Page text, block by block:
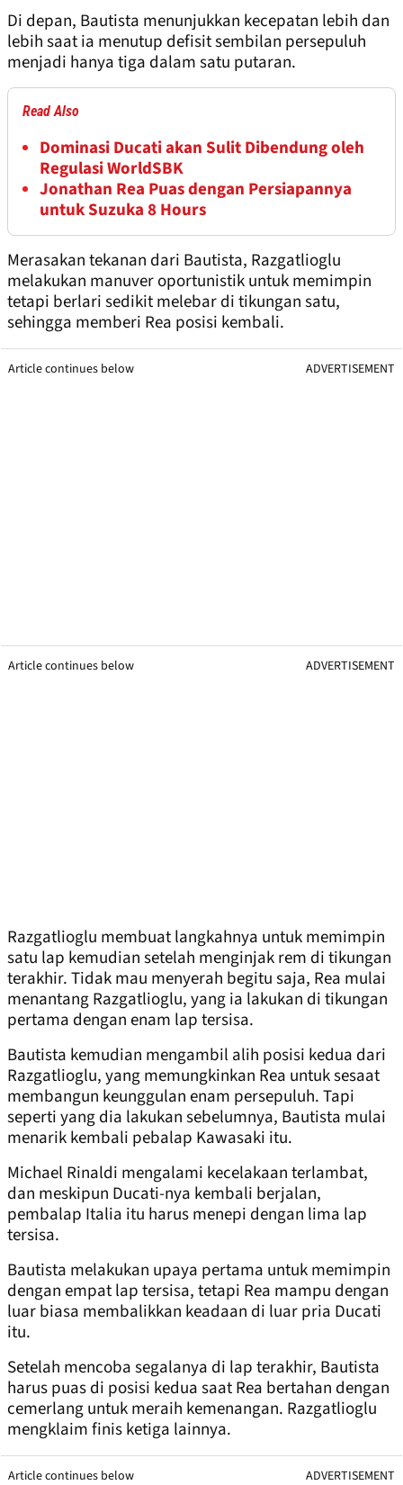
Di depan, Bautista menunjukkan kecepatan lebih dan
lebih saat ia menutup defisit sembilan persepuluh
menjadi hanya tiga dalam satu putaran.
Read Also
Dominasi Ducati akan Sulit Dibendung oleh
Regulasi WorldSBK
Jonathan Rea Puas dengan Persiapannya
untuk Suzuka 8 Hours
Merasakan tekanan dari Bautista, Razgatlioglu
melakukan manuver oportunistik untuk memimpin
tetapi berlari sedikit melebar di tikungan satu,
sehingga memberi Rea posisi kembali.
Article continues below ADVERTISEMENT
Article continues below ADVERTISEMENT
Razgatlioglu membuat langkahnya untuk memimpin
satu lap kemudian setelah menginjak rem di tikungan
terakhir. Tidak mau menyerah begitu saja, Rea mulai
menantang Razgatlioglu, yang ia lakukan di tikungan
pertama dengan enam lap tersisa.
Bautista kemudian mengambil alih posisi kedua dari
Razgatlioglu, yang memungkinkan Rea untuk sesaat
membangun keunggulan enam persepuluh. Tapi
seperti yang dia lakukan sebelumnya, Bautista mulai
menarik kembali pebalap Kawasaki itu.
Michael Rinaldi mengalami kecelakaan terlambat,
dan meskipun Ducati-nya kembali berjalan,
pembalap Italia itu harus menepi dengan lima lap
tersisa.
Bautista melakukan upaya pertama untuk memimpin
dengan empat lap tersisa, tetapi Rea mampu dengan
luar biasa membalikkan keadaan di luar pria Ducati
itu.
Setelah mencoba segalanya di lap terakhir, Bautista
harus puas di posisi kedua saat Rea bertahan dengan
cemerlang untuk meraih kemenangan. Razgatlioglu
mengklaim finis ketiga lainnya.
Article continues below ADVERTISEMENT